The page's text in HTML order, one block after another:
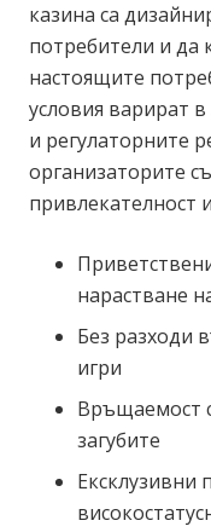
казина са
потребители и да
настоящите
условия варират
и регулаторните
организаторите
привлекателност
нарастване
Без разходи
игри
Връщаемост
загубите
Ексклузивни